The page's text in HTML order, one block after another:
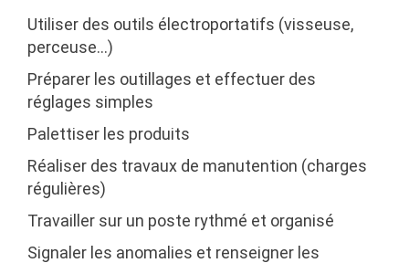
Utiliser des outils électroportatifs (visseuse,
perceuse…)
Préparer les outillages et effectuer des
réglages simples
Palettiser les produits
Réaliser des travaux de manutention (charges
régulières)
Travailler sur un poste rythmé et organisé
Signaler les anomalies et renseigner les